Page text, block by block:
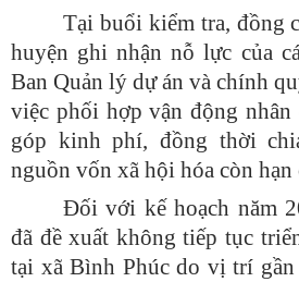
Tại buổi kiểm tra, đồng
huyện ghi nhận nỗ lực của
Ban Quản lý dự án và chính
việc phối hợp vận động nhân
góp kinh phí, đồng thời
nguồn vốn xã hội hóa còn hạn
Đối với kế hoạch năm
đã đề xuất không tiếp tục
tại xã Bình Phúc do vị trí gần